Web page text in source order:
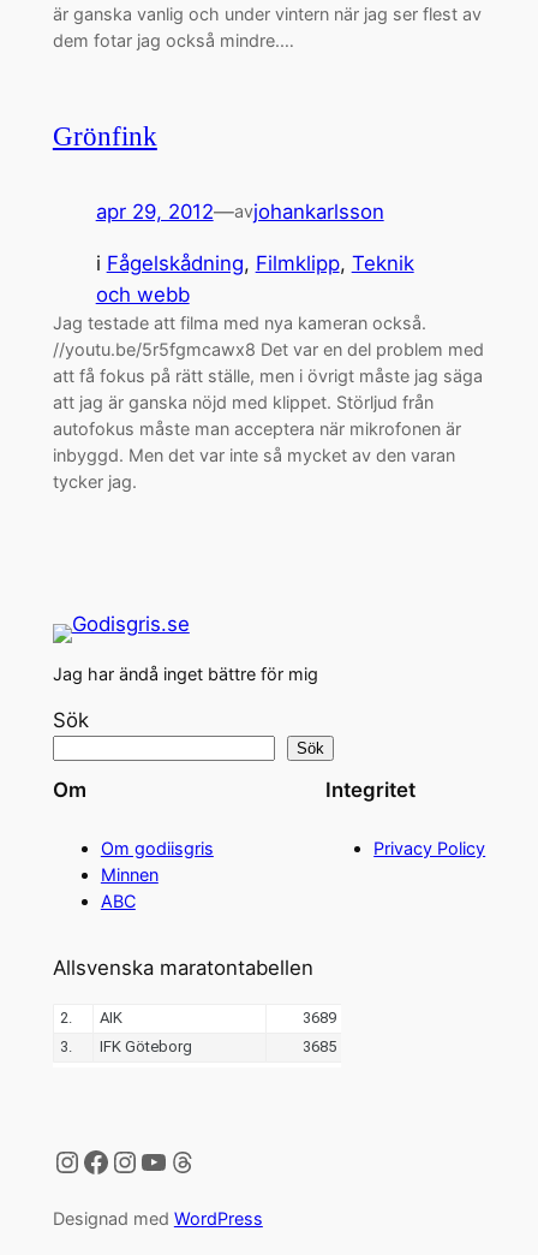
är ganska vanlig och under vintern när jag ser flest av
dem fotar jag också mindre.…
Grönfink
apr 29, 2012—avjohankarlsson
i Fågelskådning, Filmklipp, Teknik
och webb
Jag testade att filma med nya kameran också.
//youtu.be/5r5fgmcawx8 Det var en del problem med
att få fokus på rätt ställe, men i övrigt måste jag säga
att jag är ganska nöjd med klippet. Störljud från
autofokus måste man acceptera när mikrofonen är
inbyggd. Men det var inte så mycket av den varan
tycker jag.
Jag har ändå inget bättre för mig
Sök
Sök
Om
Om godiisgris
Minnen
ABC
Integritet
Privacy Policy
Allsvenska maratontabellen
Instagram
Facebook
Instagram
YouTube
Threads
Designad med WordPress